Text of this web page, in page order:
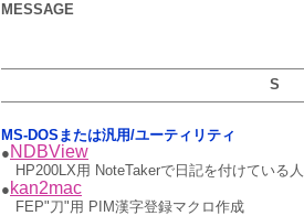
MESSAGE
S
MS-DOSまたは汎用/ユーティリティ
● NDBView
HP200LX用 NoteTakerで日記を付けている
● kan2mac
FEP"刀"用 PIM漢字登録マクロ作成